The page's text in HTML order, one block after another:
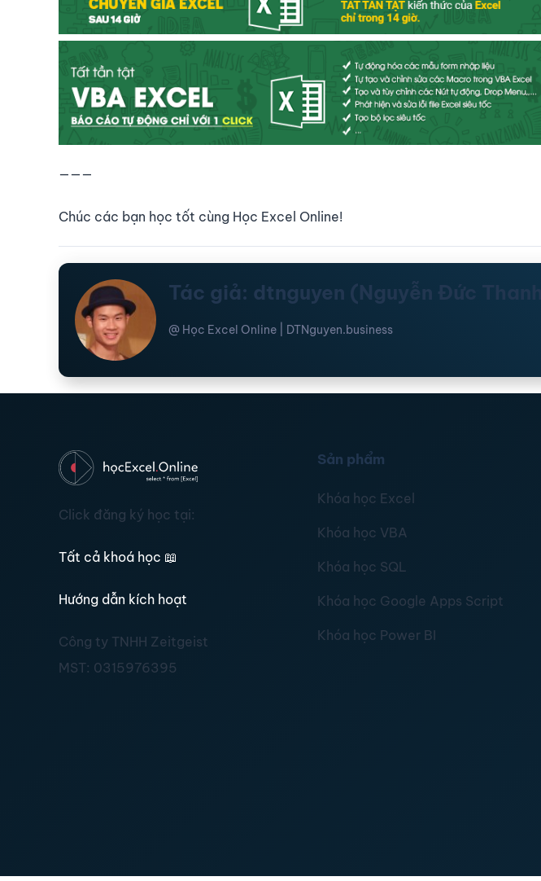
———
Chúc các bạn học tốt cùng Học Excel Online!
Tác giả: dtnguyen (Nguyễn Đức Thanh)
@ Học Excel Online | DTNguyen.business
Click đăng ký học tại:
Tất cả khoá học 📖
Hướng dẫn kích hoạt
Công ty TNHH Zeitgeist
MST: 0315976395
Sản phẩm
Khóa học Excel
Khóa học VBA
Khóa học SQL
Khóa học Google Apps Script
Khóa học Power BI